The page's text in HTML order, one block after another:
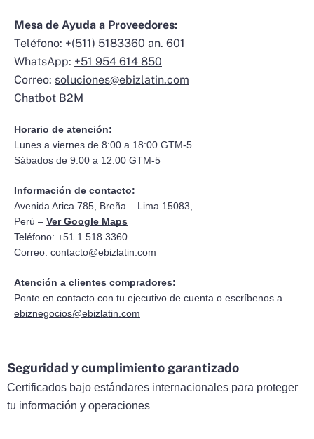
Mesa de Ayuda a Proveedores:
Teléfono: +(511) 5183360 an. 601
WhatsApp: +51 954 614 850
Correo: soluciones@ebizlatin.com
Chatbot B2M
Horario de atención:
Lunes a viernes de 8:00 a 18:00 GTM-5
Sábados de 9:00 a 12:00 GTM-5
Información de contacto:
Avenida Arica 785, Breña – Lima 15083,
Perú – Ver Google Maps
Teléfono: +51 1 518 3360
Correo: contacto@ebizlatin.com
Atención a clientes compradores:
Ponte en contacto con tu ejecutivo de cuenta o escríbenos a
ebiznegocios@ebizlatin.com
Seguridad y cumplimiento garantizado
Certificados bajo estándares internacionales para proteger
tu información y operaciones